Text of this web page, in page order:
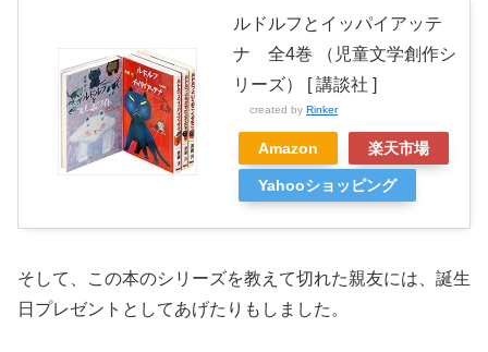
ルドルフとイッパイアッテ
ナ 全4巻 （児童文学創作シ
リーズ） [ 講談社 ]
created by Rinker
Amazon 楽天市場
Yahooショッピング
そして、この本のシリーズを教えて切れた親友には、誕生
日プレゼントとしてあげたりもしました。